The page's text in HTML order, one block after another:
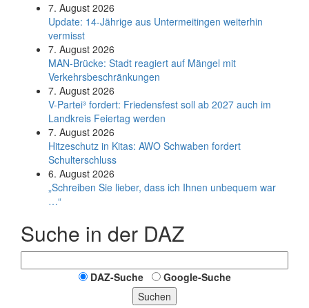
7. August 2026
Update: 14-Jährige aus Untermeitingen weiterhin
vermisst
7. August 2026
MAN-Brücke: Stadt reagiert auf Mängel mit
Verkehrsbeschränkungen
7. August 2026
V-Partei­³ fordert: Friedens­fest soll ab 2027 auch im
Land­kreis Feier­tag werden
7. August 2026
Hitzeschutz in Kitas: AWO Schwaben fordert
Schulterschluss
6. August 2026
„Schreiben Sie lieber, dass ich Ihnen unbequem war
…“
Suche in der DAZ
DAZ-Suche
Google-Suche
Suchen